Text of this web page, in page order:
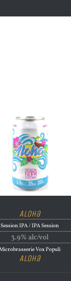
Aloha
Session IPA / IPA Session
3.9% alc/vol
Vox Populi
Aloha